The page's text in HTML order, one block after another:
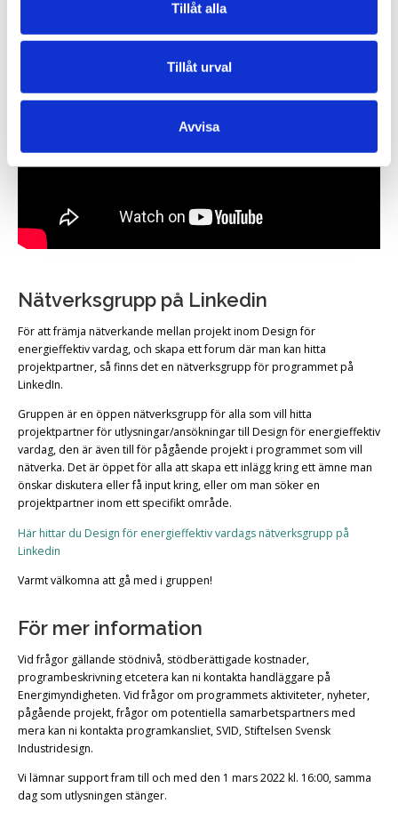
Tillåt alla
Tillåt urval
Avvisa
Nätverksgrupp på Linkedin
För att främja nätverkande mellan projekt inom Design för
energieffektiv vardag, och skapa ett forum där man kan hitta
projektpartner, så finns det en nätverksgrupp för programmet på
LinkedIn.
Gruppen är en öppen nätverksgrupp för alla som vill hitta
projektpartner för utlysningar/ansökningar till Design för energieffektiv
vardag, den är även till för pågående projekt i programmet som vill
nätverka. Det är öppet för alla att skapa ett inlägg kring ett ämne man
önskar diskutera eller få input kring, eller om man söker en
projektpartner inom ett specifikt område.
Här hittar du Design för energieffektiv vardags nätverksgrupp på
Linkedin
Varmt välkomna att gå med i gruppen!
För mer information
Vid frågor gällande stödnivå, stödberättigade kostnader,
programbeskrivning etcetera kan ni kontakta handläggare på
Energimyndigheten. Vid frågor om programmets aktiviteter, nyheter,
pågående projekt, frågor om potentiella samarbetspartners med
mera kan ni kontakta programkansliet, SVID, Stiftelsen Svensk
Industridesign.
Vi lämnar support fram till och med den 1 mars 2022 kl. 16:00, samma
dag som utlysningen stänger.